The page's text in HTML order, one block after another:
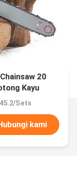
20
Kayu
Sets
kami